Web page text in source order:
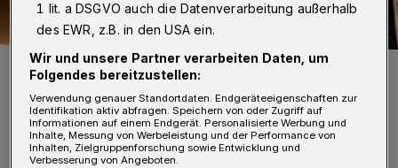
Gut festhalten! Luca aus Wuppertal im Ninja-Hinderniswald.
Foto: Foto: TVNOW / Markus Hertrich
1 lit. a DSGVO auch die Datenverarbeitung außerhalb
des EWR, z.B. in den USA ein.
Wir und unsere Partner verarbeiten Daten, um
Folgendes bereitzustellen:
Verwendung genauer Standortdaten. Endgeräteeigenschaften zur
Identifikation aktiv abfragen. Speichern von oder Zugriff auf
Informationen auf einem Endgerät. Personalisierte Werbung und
Inhalte, Messung von Werbeleistung und der Performance von
Inhalten, Zielgruppenforschung sowie Entwicklung und
Verbesserung von Angeboten.